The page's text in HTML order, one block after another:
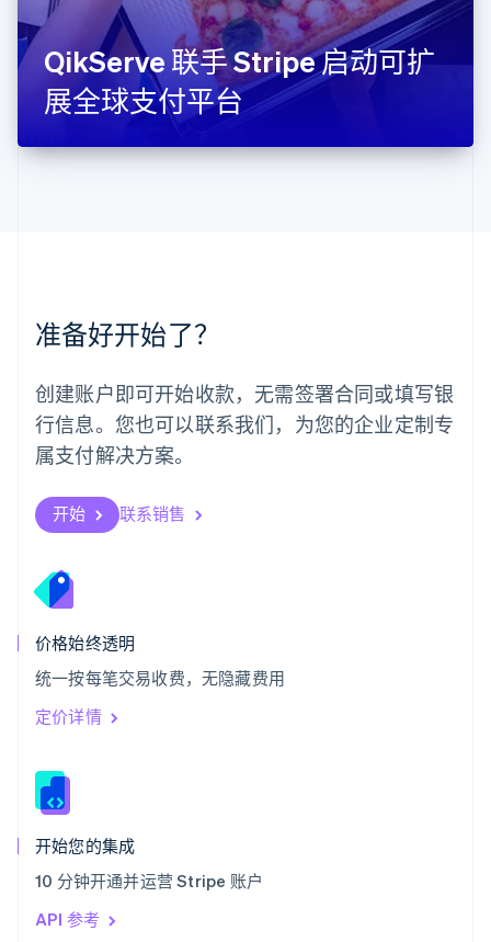
QikServe 联手 Stripe 启动可扩
展全球支付平台
准备好开始了？
创建账户即可开始收款，无需签署合同或填写银
行信息。您也可以联系我们，为您的企业定制专
属支付解决方案。
开始 联系销售
价格始终透明
统一按每笔交易收费，无隐藏费用
定价详情
开始您的集成
10 分钟开通并运营 Stripe 账户
API 参考
罗马尼亚
English
马尔他
English
马来西亚
美国
日本
日本語English
SvenskaEnglish
瑞士
DeutschFrançais ItalianoEnglish
塞浦路斯
斯洛伐克
English
English
泰国
ไทย
希腊
English
西班牙
Español
新加坡
新西兰
匈牙利
English
ItalianoEnglish
印度
English